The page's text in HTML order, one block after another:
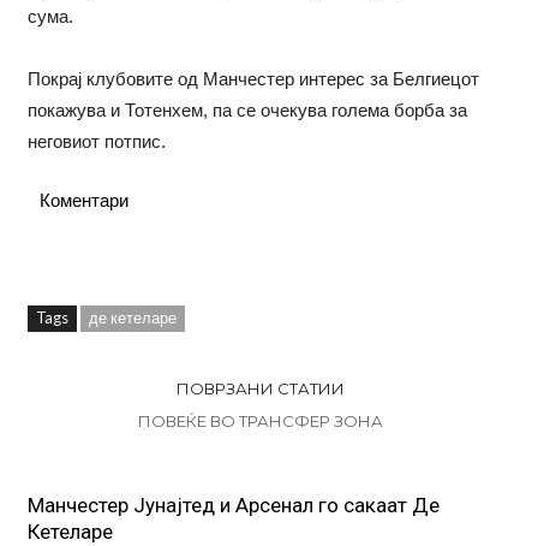
сума.
Покрај клубовите од Манчестер интерес за Белгиецот
покажува и Тотенхем, па се очекува голема борба за
неговиот потпис.
Коментари
Tags де кетеларе
ПОВРЗАНИ СТАТИИ
ПОВЕЌЕ ВО ТРАНСФЕР ЗОНА
Манчестер Јунајтед и Арсенал го сакаат Де
Кетеларе